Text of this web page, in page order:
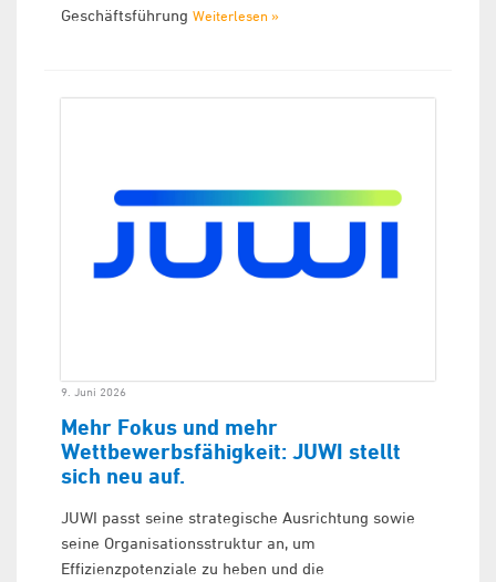
Geschäftsführung Weiterlesen »
9. Juni 2026
Mehr Fokus und mehr
Wettbewerbsfähigkeit: JUWI stellt
sich neu auf.
JUWI passt seine strategische Ausrichtung sowie
seine Organisationsstruktur an, um
Effizienzpotenziale zu heben und die